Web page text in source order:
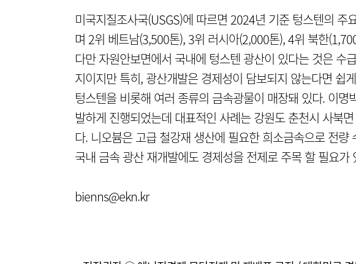
미국지질조사국(USGS)에 따르면 2024년 기준 텅스텐의 주
며 2위 베트남(3,500톤), 3위 러시아(2,000톤), 4위 북한
다만 자원안보면에서 국내에 텅스텐 광산이 있다는 것은 수
지이지만 특히, 광산개발은 경제성이 담보되지 않는다면 쉽
텅스텐을 비롯해 여러 종류의 금속광물이 매장돼 있다. 이
발하게 진행되었는데 대표적인 사례는 강원도 춘천시 사북
다. 니오븀은 고급 철강재 생산에 필요한 희소금속으로 전량
국내 금속 광산 재개발에도 경제성을 전제로 주목 할 필요가
bienns@ekn.kr